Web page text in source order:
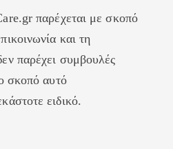
παρέχεται με σκοπό
και τη
παρέχει συμβουλές
σκοπό αυτό
ειδικό.